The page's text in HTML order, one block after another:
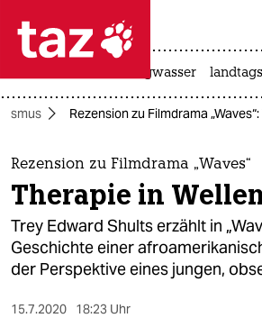
 taz zahl ich
taz zahl ich
themen
politik
öko
gesellschaft
niedrigwasser
Rezension zu Filmdrama
Rezension zu Filmdrama „Waves“
Therapie in
Trey Edward Shults erzählt in
Geschichte einer
der Perspektive eines jungen,
15.7.2020 18:23 Uhr